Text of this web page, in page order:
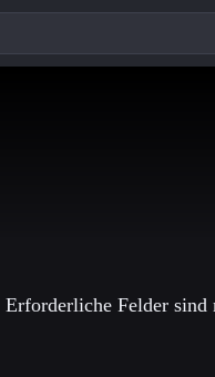
Erforderliche Felder